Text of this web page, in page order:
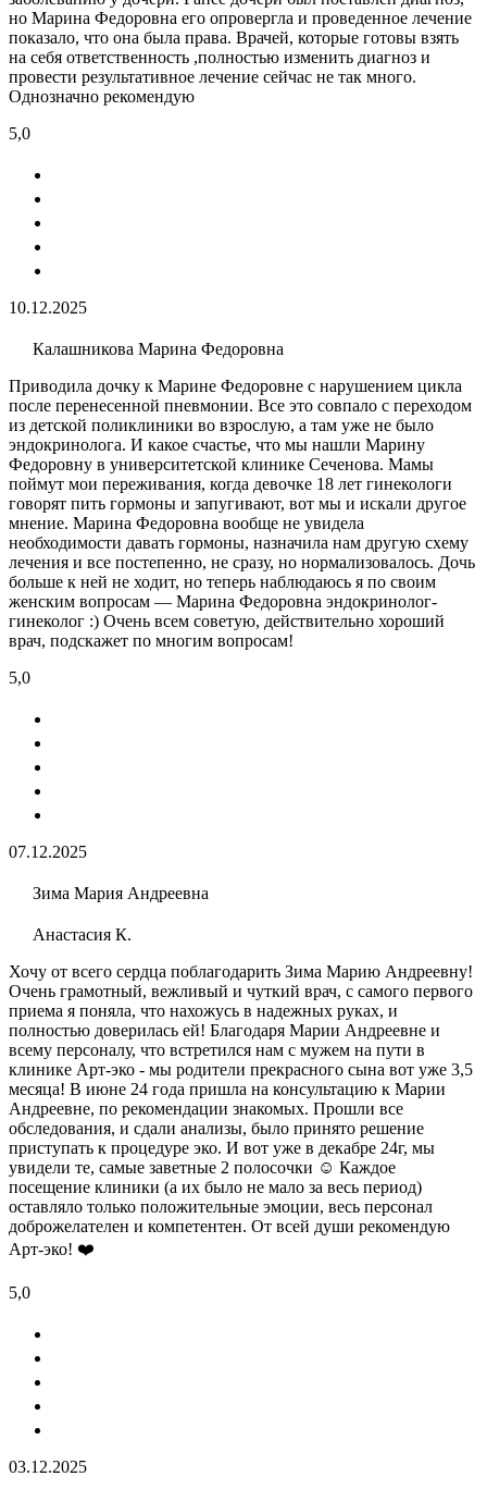
но Марина Федоровна его опровергла и проведенное лечение
показало, что она была права. Врачей, которые готовы взять
на себя ответственность ,полностью изменить диагноз и
провести результативное лечение сейчас не так много.
Однозначно рекомендую
5,0
10.12.2025
Калашникова Марина Федоровна
Приводила дочку к Марине Федоровне с нарушением цикла
после перенесенной пневмонии. Все это совпало с переходом
из детской поликлиники во взрослую, а там уже не было
эндокринолога. И какое счастье, что мы нашли Марину
Федоровну в университетской клинике Сеченова. Мамы
поймут мои переживания, когда девочке 18 лет гинекологи
говорят пить гормоны и запугивают, вот мы и искали другое
мнение. Марина Федоровна вообще не увидела
необходимости давать гормоны, назначила нам другую схему
лечения и все постепенно, не сразу, но нормализовалось. Дочь
больше к ней не ходит, но теперь наблюдаюсь я по своим
женским вопросам — Марина Федоровна эндокринолог-
гинеколог :) Очень всем советую, действительно хороший
врач, подскажет по многим вопросам!
5,0
07.12.2025
Зима Мария Андреевна
Анастасия К.
Хочу от всего сердца поблагодарить Зима Марию Андреевну!
Очень грамотный, вежливый и чуткий врач, с самого первого
приема я поняла, что нахожусь в надежных руках, и
полностью доверилась ей! Благодаря Марии Андреевне и
всему персоналу, что встретился нам с мужем на пути в
клинике Арт-эко - мы родители прекрасного сына вот уже 3,5
месяца! В июне 24 года пришла на консультацию к Марии
Андреевне, по рекомендации знакомых. Прошли все
обследования, и сдали анализы, было принято решение
приступать к процедуре эко. И вот уже в декабре 24г, мы
увидели те, самые заветные 2 полосочки ☺️ Каждое
посещение клиники (а их было не мало за весь период)
оставляло только положительные эмоции, весь персонал
доброжелателен и компетентен. От всей души рекомендую
Арт-эко! ❤️
5,0
03.12.2025